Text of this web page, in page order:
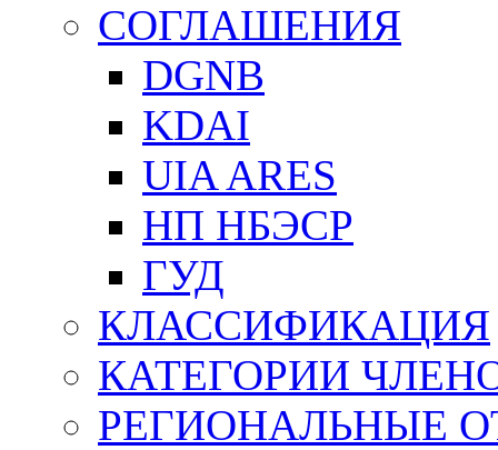
СОГЛАШЕНИЯ
DGNB
KDAI
UIA ARES
НП НБЭСР
ГУД
КЛАССИФИКАЦИЯ
КАТЕГОРИИ
РЕГИОНАЛЬНЫЕ